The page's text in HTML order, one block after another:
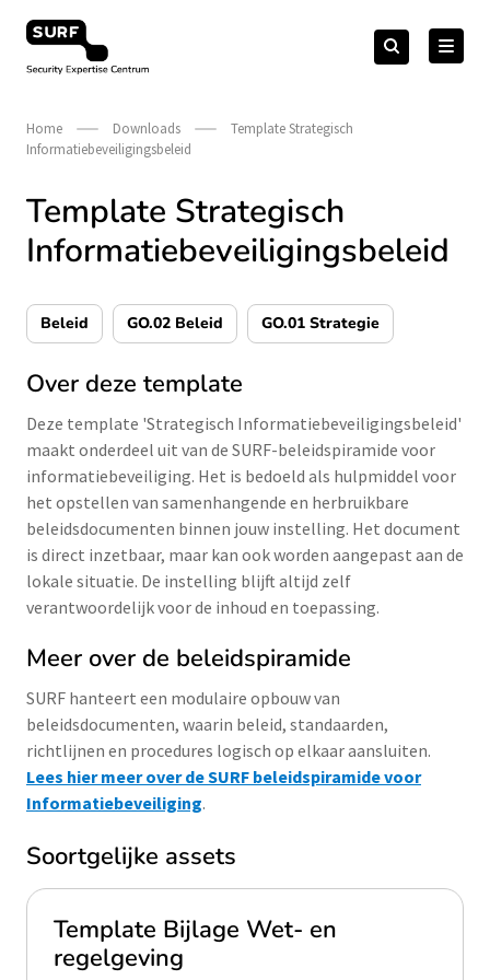
naar
Security Expertise Centrum – by SURF
Zoeken
naar:Zoeken
Home Downloads
Template Strategisch
Informatiebeveiligingsbeleid
Template Strategisch
Informatiebeveiligingsbeleid
Beleid GO.02 Beleid GO.01 Strategie
Over deze template
Deze template 'Strategisch Informatiebeveiligingsbeleid'
maakt onderdeel uit van de SURF-beleidspiramide voor
informatiebeveiliging. Het is bedoeld als hulpmiddel voor
het opstellen van samenhangende en herbruikbare
beleidsdocumenten binnen jouw instelling. Het document
is direct inzetbaar, maar kan ook worden aangepast aan de
lokale situatie. De instelling blijft altijd zelf
verantwoordelijk voor de inhoud en toepassing.
Meer over de beleidspiramide
SURF hanteert een modulaire opbouw van
beleidsdocumenten, waarin beleid, standaarden,
richtlijnen en procedures logisch op elkaar aansluiten.
Lees hier meer over de SURF beleidspiramide voor
Informatiebeveiliging.
Soortgelijke assets
Template Bijlage Wet- en
regelgeving